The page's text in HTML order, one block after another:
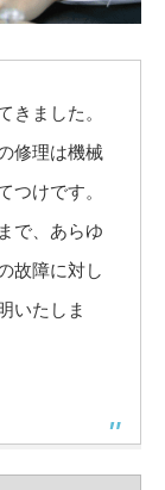
きました。
修理は機械
つけです。
で、あらゆ
故障に対し
いたしま